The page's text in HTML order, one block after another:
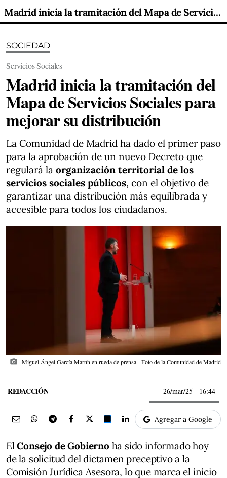
Madrid inicia la tramitación del Mapa de Servicios Sociales para mejorar su distribución
SOCIEDAD
Servicios Sociales
Madrid inicia la tramitación del
Mapa de Servicios Sociales para
mejorar su distribución
La Comunidad de Madrid ha dado el primer paso
para la aprobación de un nuevo Decreto que
regulará la organización territorial de los
servicios sociales públicos, con el objetivo de
garantizar una distribución más equilibrada y
accesible para todos los ciudadanos.
photo_camera Miguel Ángel García Martín en rueda de prensa - Foto de la Comunidad de Madrid
REDACCIÓN 26/mar/25 - 16:44
Agregar a Google
ElConsejo de Gobiernoha sido informado hoy
de la solicitud del dictamen preceptivo a la
Comisión Jurídica Asesora, lo que marca el inicio